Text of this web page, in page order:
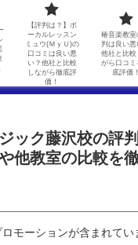
【評判は？】ボーカルレッスンミュウ(ＭｙＵ)の口コミは良い悪い？他社と比較しながら徹底評価！
ＥＹＳ音楽教室の評判は良い悪い？他社と比較しながら口コミを徹底評価！
ック藤沢校の評
他教室の比較を
モーションが含まれてい
【評判は？】ボ
ーカルレッスン
ミュウ(ＭｙＵ)の
口コミは良い悪
い？他社と比較
しながら徹底評
価！
椿音楽教室
判は良い悪
他社と比較
がら口コミ
底評価！